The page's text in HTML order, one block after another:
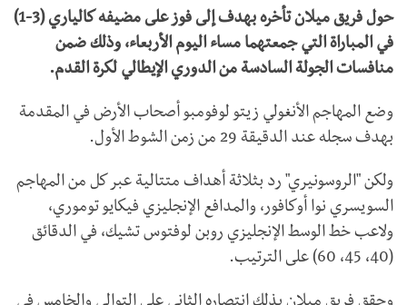
حول فريق ميلان تأخره بهدف إلى فوز على مضيفه كالياري (3-1)
في المباراة التي جمعتهما مساء اليوم الأربعاء، وذلك ضمن
منافسات الجولة السادسة من الدوري الإيطالي لكرة القدم.
وضع المهاجم الأنغولي زيتو لوفومبو أصحاب الأرض في المقدمة
بهدف سجله عند الدقيقة 29 من زمن الشوط الأول.
ولكن "الروسونيري" رد بثلاثة أهداف متتالية عبر كل من المهاجم
السويسري نوا أوكافور، والمدافع الإنجليزي فيكايو توموري،
ولاعب خط الوسط الإنجليزي روبن لوفتوس تشيك، في الدقائق
(40، 45، 60) على الترتيب.